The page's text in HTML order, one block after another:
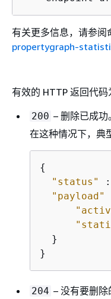
有关更多信息，请参阅
propertygraph-
有效的 HTTP 返回代码
200 – 删除已成功。
在这种情况下，典
{
"status"
:
"payload"
  }
}
204 – 没有要删除